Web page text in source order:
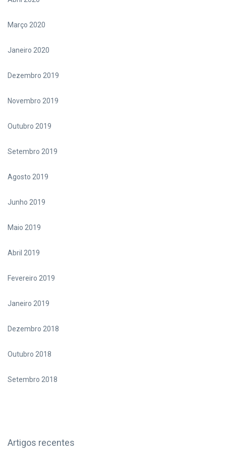
Março 2020
Janeiro 2020
Dezembro 2019
Novembro 2019
Outubro 2019
Setembro 2019
Agosto 2019
Junho 2019
Maio 2019
Abril 2019
Fevereiro 2019
Janeiro 2019
Dezembro 2018
Outubro 2018
Setembro 2018
Artigos recentes